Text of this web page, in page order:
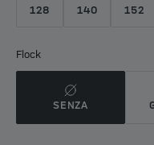
128 140 152
Flock
SENZA